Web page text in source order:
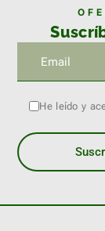
He leído y